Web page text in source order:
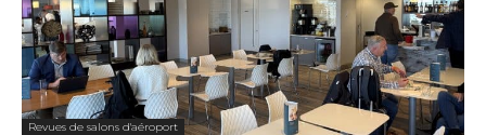
Revues de salons d'aéroport